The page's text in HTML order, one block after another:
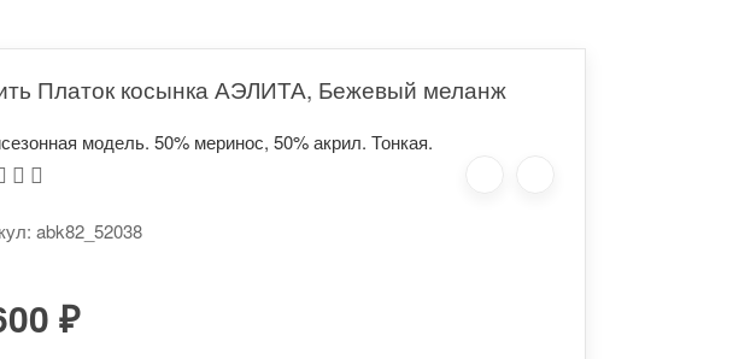
Платок косынка АЭЛИТА, Бежевый меланж
модель. 50% меринос, 50% акрил. Тонкая.
abk82_52038
₽